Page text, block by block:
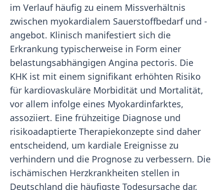
im Verlauf häufig zu einem Missverhältnis
zwischen myokardialem Sauerstoffbedarf und -
angebot. Klinisch manifestiert sich die
Erkrankung typischerweise in Form einer
belastungsabhängigen Angina pectoris. Die
KHK ist mit einem signifikant erhöhten Risiko
für kardiovaskuläre Morbidität und Mortalität,
vor allem infolge eines Myokardinfarktes,
assoziiert. Eine frühzeitige Diagnose und
risikoadaptierte Therapiekonzepte sind daher
entscheidend, um kardiale Ereignisse zu
verhindern und die Prognose zu verbessern. Die
ischämischen Herzkrankheiten stellen in
Deutschland die häufigste Todesursache dar.